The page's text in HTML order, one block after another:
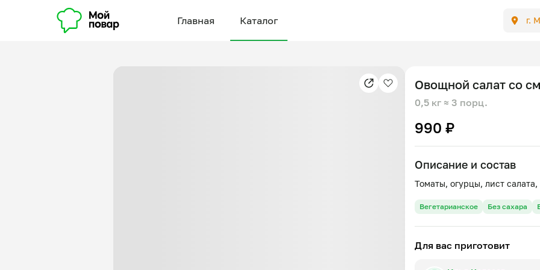
Главная Каталог г.
Овощной салат со
0,5 кг ≈ 3 порц.
990 ₽
Описание и состав
Вегетарианское Без сахара
Для вас приготовит